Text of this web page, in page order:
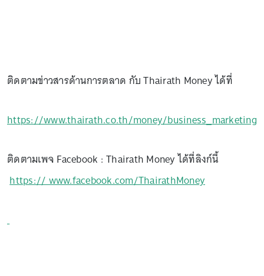
ติดตามข่าวสารด้านการตลาด กับ Thairath Money ได้ที่
https://www.thairath.co.th/money/business_marketing
ติดตามเพจ Facebook : Thairath Money ได้ที่ลิงก์นี้
https:// www.facebook.com/ThairathMoney